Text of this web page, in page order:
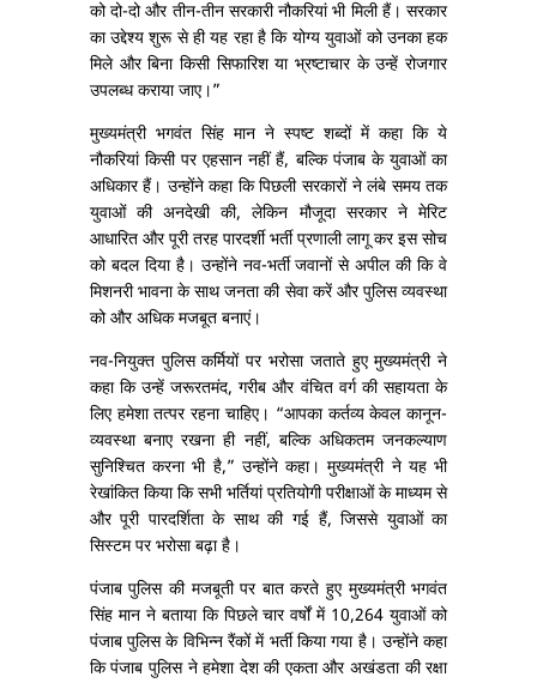
को दो-दो और तीन-तीन सरकारी नौकरियां भी मिली हैं। सरकार
का उद्देश्य शुरू से ही यह रहा है कि योग्य युवाओं को उनका हक
मिले और बिना किसी सिफारिश या भ्रष्टाचार के उन्हें रोजगार
उपलब्ध कराया जाए।”
मुख्यमंत्री भगवंत सिंह मान ने स्पष्ट शब्दों में कहा कि ये
नौकरियां किसी पर एहसान नहीं हैं, बल्कि पंजाब के युवाओं का
अधिकार हैं। उन्होंने कहा कि पिछली सरकारों ने लंबे समय तक
युवाओं की अनदेखी की, लेकिन मौजूदा सरकार ने मेरिट
आधारित और पूरी तरह पारदर्शी भर्ती प्रणाली लागू कर इस सोच
को बदल दिया है। उन्होंने नव-भर्ती जवानों से अपील की कि वे
मिशनरी भावना के साथ जनता की सेवा करें और पुलिस व्यवस्था
को और अधिक मजबूत बनाएं।
नव-नियुक्त पुलिस कर्मियों पर भरोसा जताते हुए मुख्यमंत्री ने
कहा कि उन्हें जरूरतमंद, गरीब और वंचित वर्ग की सहायता के
लिए हमेशा तत्पर रहना चाहिए। “आपका कर्तव्य केवल कानून-
व्यवस्था बनाए रखना ही नहीं, बल्कि अधिकतम जनकल्याण
सुनिश्चित करना भी है,” उन्होंने कहा। मुख्यमंत्री ने यह भी
रेखांकित किया कि सभी भर्तियां प्रतियोगी परीक्षाओं के माध्यम से
और पूरी पारदर्शिता के साथ की गई हैं, जिससे युवाओं का
सिस्टम पर भरोसा बढ़ा है।
पंजाब पुलिस की मजबूती पर बात करते हुए मुख्यमंत्री भगवंत
सिंह मान ने बताया कि पिछले चार वर्षों में 10,264 युवाओं को
पंजाब पुलिस के विभिन्न रैंकों में भर्ती किया गया है। उन्होंने कहा
कि पंजाब पुलिस ने हमेशा देश की एकता और अखंडता की रक्षा